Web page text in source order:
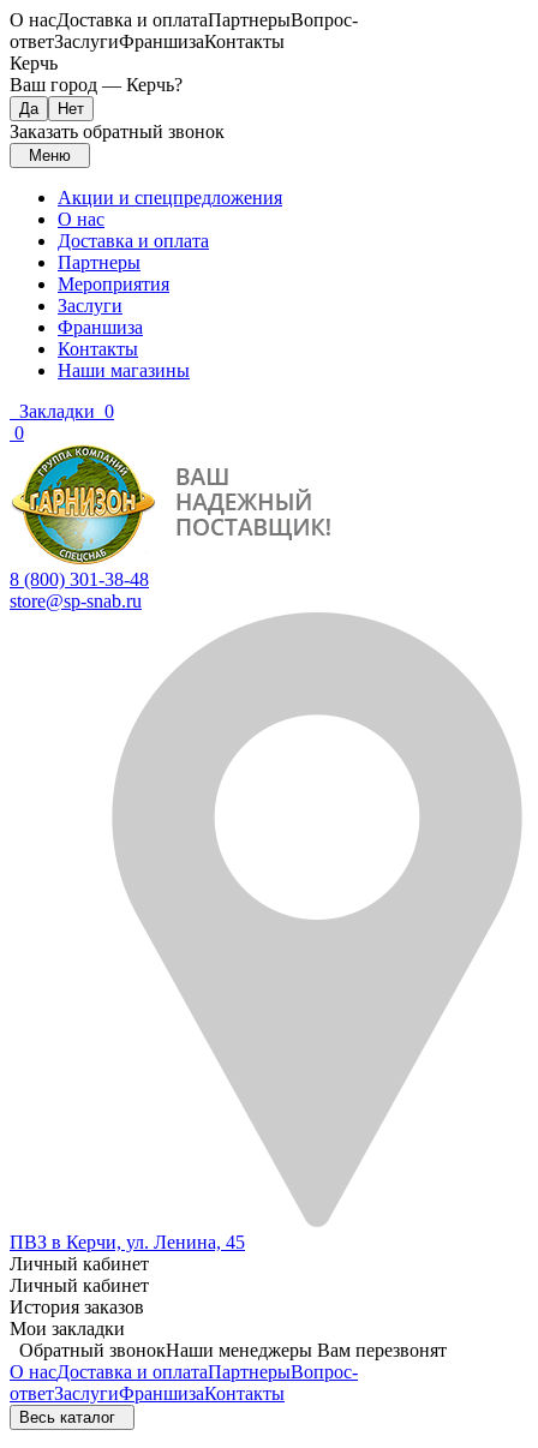
О насДоставка и оплатаПартнерыВопрос-
ответЗаслугиФраншизаКонтакты
Керчь
Ваш город — Керчь?
Заказать обратный звонок
Меню
Акции и спецпредложения
О нас
Доставка и оплата
Партнеры
Мероприятия
Заслуги
Франшиза
Контакты
Наши магазины
Закладки 0
0
8 (800) 301-38-48
store@sp-snab.ru
ПВЗ в Керчи, ул. Ленина, 45
Личный кабинет
Личный кабинет
История заказов
Мои закладки
Обратный звонокНаши менеджеры Вам перезвонят
О насДоставка и оплатаПартнерыВопрос-
ответЗаслугиФраншизаКонтакты
Весь каталог